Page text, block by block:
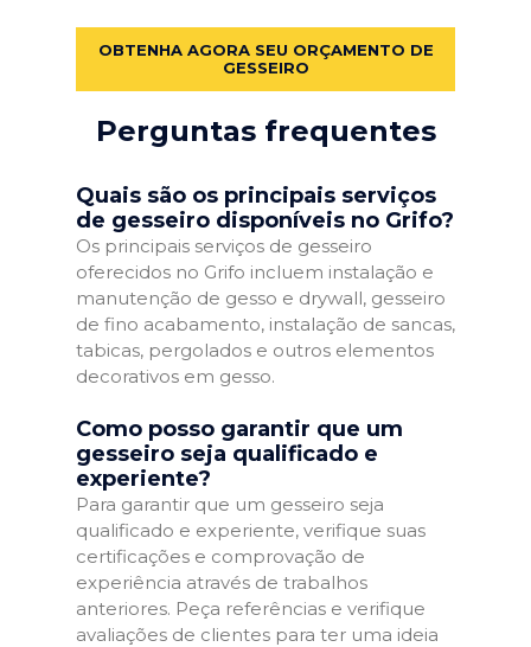
OBTENHA AGORA SEU ORÇAMENTO DE
GESSEIRO
Perguntas frequentes
Quais são os principais serviços
de gesseiro disponíveis no Grifo?
Os principais serviços de gesseiro
oferecidos no Grifo incluem instalação e
manutenção de gesso e drywall, gesseiro
de fino acabamento, instalação de sancas,
tabicas, pergolados e outros elementos
decorativos em gesso.
Como posso garantir que um
gesseiro seja qualificado e
experiente?
Para garantir que um gesseiro seja
qualificado e experiente, verifique suas
certificações e comprovação de
experiência através de trabalhos
anteriores. Peça referências e verifique
avaliações de clientes para ter uma ideia